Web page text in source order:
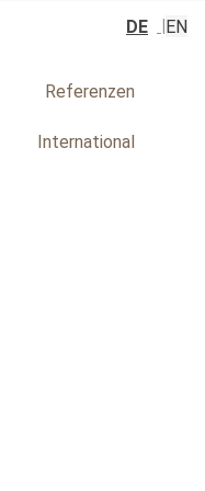
Referenzen
International
DE EN